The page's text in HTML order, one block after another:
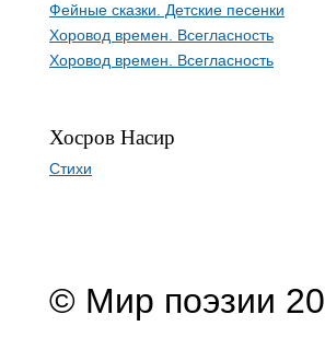
Фейные сказки. Детские песенки
Хоровод времен. Всегласность
Хоровод времен. Всегласность
Хосров Насир
Стихи
© Мир поэзии